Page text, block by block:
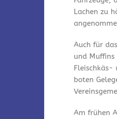
Lachen zu
Auch für
und Muffins
Fleischkäs-
boten
Am frühen